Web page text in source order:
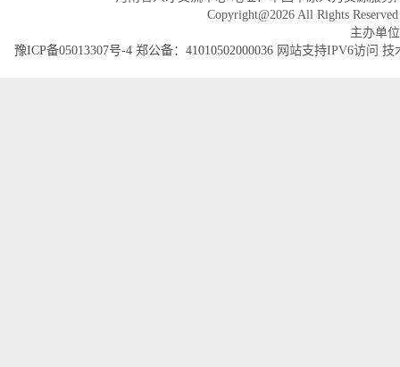
Copyright@2026 All Rights
主办单
豫ICP备05013307号-4 郑公备：41010502000036 网站支持IPV6访问 技